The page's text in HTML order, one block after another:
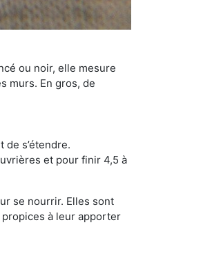
ou noir, elle mesure
murs. En gros, de
s’étendre.
et pour finir 4,5 à
se nourrir. Elles sont
à leur apporter